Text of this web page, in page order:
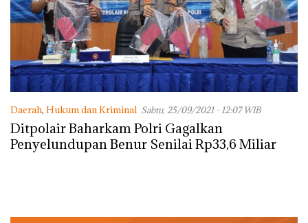
Daerah, Hukum dan Kriminal Sabtu, 25/09/2021 - 12:07 WIB
Ditpolair Baharkam Polri Gagalkan
Penyelundupan Benur Senilai Rp33,6 Miliar